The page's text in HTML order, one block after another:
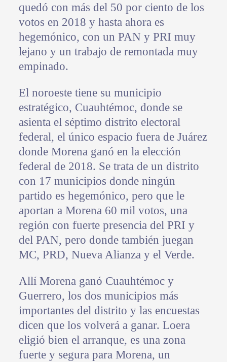
quedó con más del 50 por ciento de los
votos en 2018 y hasta ahora es
hegemónico, con un PAN y PRI muy
lejano y un trabajo de remontada muy
empinado.
El noroeste tiene su municipio
estratégico, Cuauhtémoc, donde se
asienta el séptimo distrito electoral
federal, el único espacio fuera de Juárez
donde Morena ganó en la elección
federal de 2018. Se trata de un distrito
con 17 municipios donde ningún
partido es hegemónico, pero que le
aportan a Morena 60 mil votos, una
región con fuerte presencia del PRI y
del PAN, pero donde también juegan
MC, PRD, Nueva Alianza y el Verde.
Allí Morena ganó Cuauhtémoc y
Guerrero, los dos municipios más
importantes del distrito y las encuestas
dicen que los volverá a ganar. Loera
eligió bien el arranque, es una zona
fuerte y segura para Morena, un